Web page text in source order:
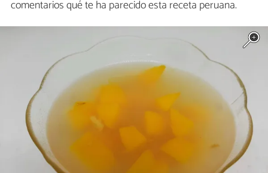
comentarios qué te ha parecido esta receta peruana.